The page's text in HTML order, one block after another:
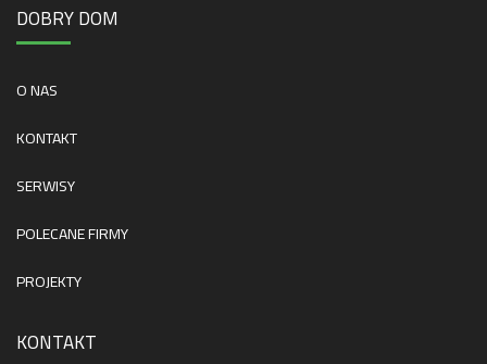
DOBRY DOM
O NAS
KONTAKT
SERWISY
POLECANE FIRMY
PROJEKTY
KONTAKT